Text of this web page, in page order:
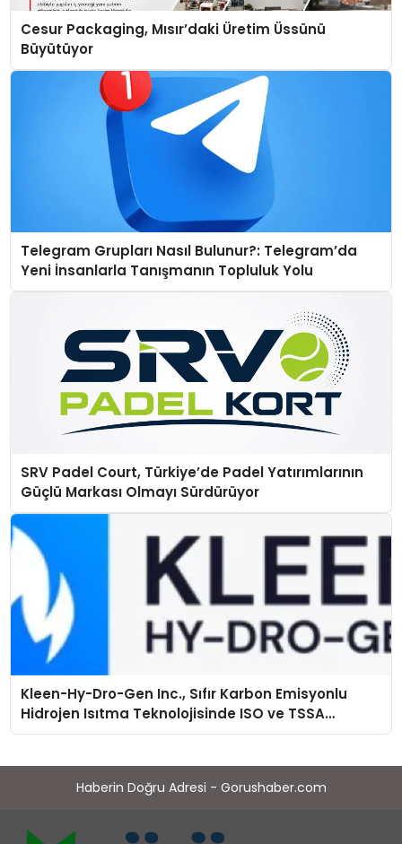
Cesur Packaging, Mısır’daki Üretim Üssünü
Büyütüyor
Telegram Grupları Nasıl Bulunur?: Telegram’da
Yeni İnsanlarla Tanışmanın Topluluk Yolu
SRV Padel Court, Türkiye’de Padel Yatırımlarının
Güçlü Markası Olmayı Sürdürüyor
Kleen-Hy-Dro-Gen Inc., Sıfır Karbon Emisyonlu
Hidrojen Isıtma Teknolojisinde ISO ve TSSA
Düzenleyici Onaylarını Aldı
Haberin Doğru Adresi - Gorushaber.com